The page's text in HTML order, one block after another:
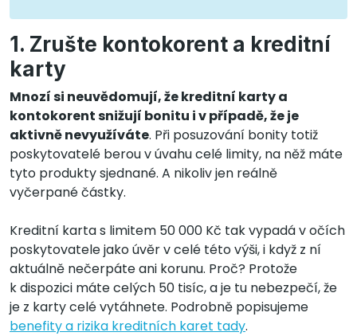
1. Zrušte kontokorent a kreditní
karty
Mnozí si neuvědomují, že kreditní karty a
kontokorent snižují bonitu i v případě, že je
aktivně nevyužíváte. Při posuzování bonity totiž
poskytovatelé berou v úvahu celé limity, na něž máte
tyto produkty sjednané. A nikoliv jen reálně
vyčerpané částky.
Kreditní karta s limitem 50 000 Kč tak vypadá v očích
poskytovatele jako úvěr v celé této výši, i když z ní
aktuálně nečerpáte ani korunu. Proč? Protože
k dispozici máte celých 50 tisíc, a je tu nebezpečí, že
je z karty celé vytáhnete. Podrobně popisujeme
benefity a rizika kreditních karet tady.